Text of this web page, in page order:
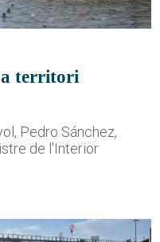
a territori
Pedro Sánchez,
de l'Interior